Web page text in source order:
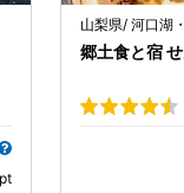
山梨県/ 河口湖
郷土食と宿